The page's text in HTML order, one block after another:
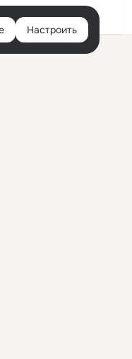
Настроить